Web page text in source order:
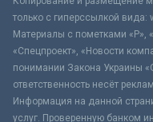
только с гиперссылкой вида:
Материалы с пометками «Р»,
«Спецпроект», «Новости
понимании Закона Украины
ответственность несёт
Информация на данной
услуг. Проверенную банком